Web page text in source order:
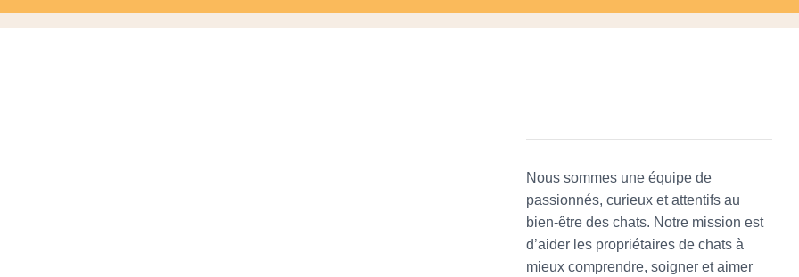
Nous sommes une équipe de
passionnés, curieux et attentifs au
bien-être des chats. Notre mission est
d’aider les propriétaires de chats à
mieux comprendre, soigner et aimer